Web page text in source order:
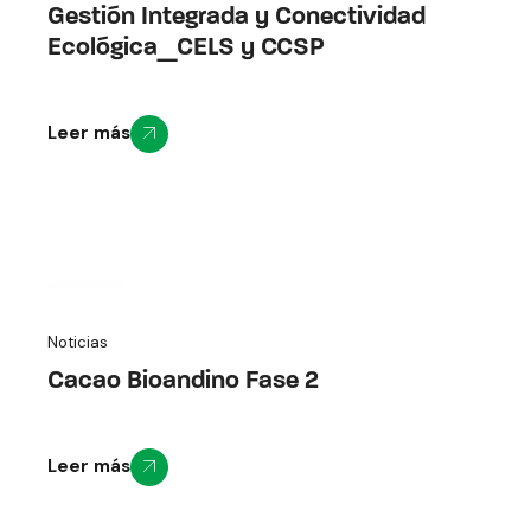
Gestión Integrada y Conectividad
Ecológica_CELS y CCSP
Leer más
Feb
Noticias
Cacao Bioandino Fase 2
Leer más